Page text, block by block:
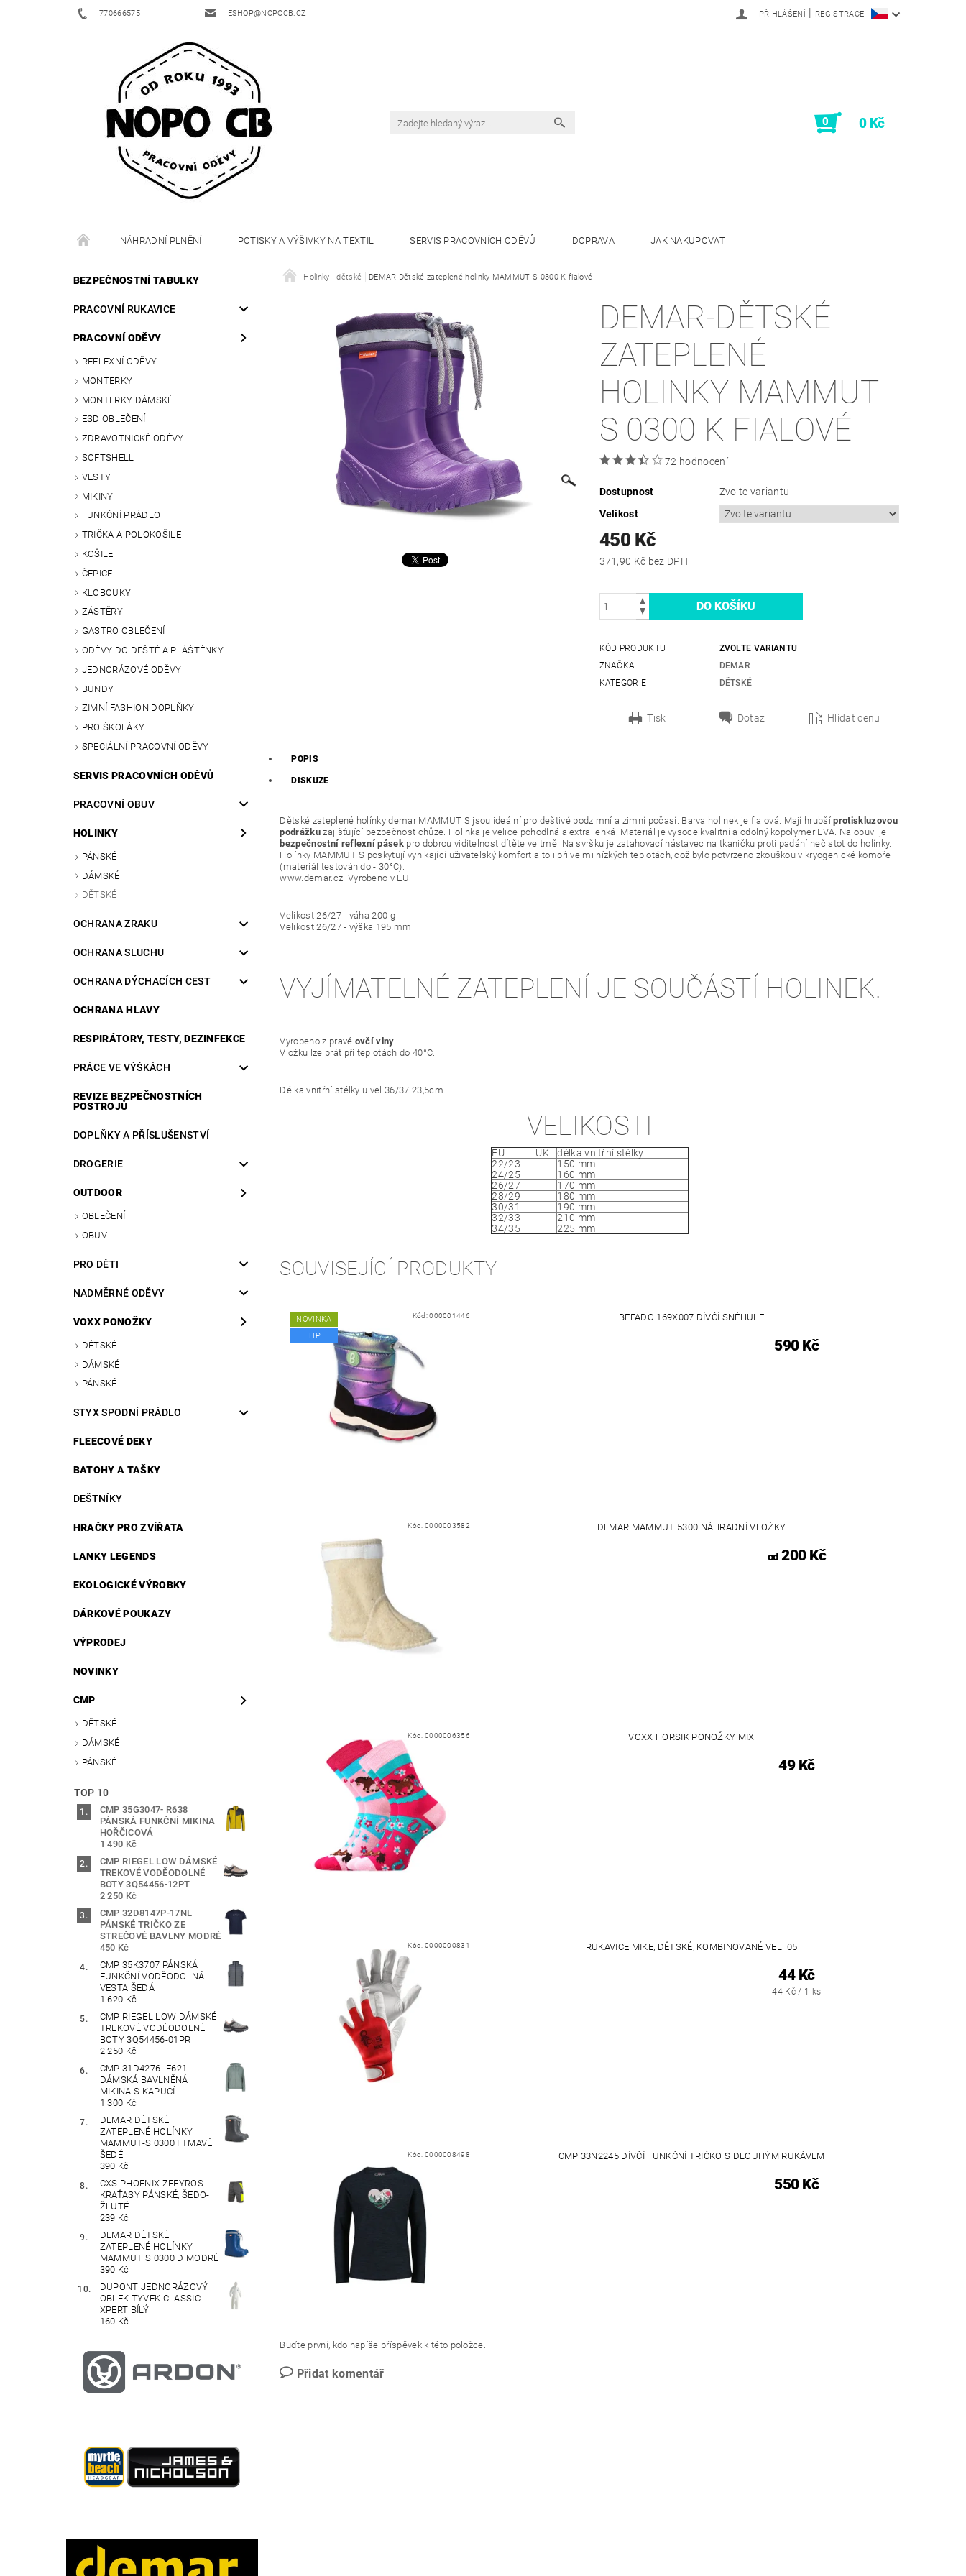
770666575 ESHOP@NOPOCB.CZ PŘIHLÁŠENÍ | REGISTRACE
0 0 Kč
NÁHRADNÍ PLNĚNÍ POTISKY A VÝŠIVKY NA TEXTIL SERVIS PRACOVNÍCH ODĚVŮ DOPRAVA JAK NAKUPOVAT
BEZPEČNOSTNÍ TABULKY
PRACOVNÍ RUKAVICE
PRACOVNÍ ODĚVY
REFLEXNÍ ODĚVY
MONTERKY
MONTERKY DÁMSKÉ
ESD OBLEČENÍ
ZDRAVOTNICKÉ ODĚVY
SOFTSHELL
VESTY
MIKINY
FUNKČNÍ PRÁDLO
TRIČKA A POLOKOŠILE
KOŠILE
ČEPICE
KLOBOUKY
ZÁSTĚRY
GASTRO OBLEČENÍ
ODĚVY DO DEŠTĚ A PLÁŠTĚNKY
JEDNORÁZOVÉ ODĚVY
BUNDY
ZIMNÍ FASHION DOPLŇKY
PRO ŠKOLÁKY
SPECIÁLNÍ PRACOVNÍ ODĚVY
SERVIS PRACOVNÍCH ODĚVŮ
PRACOVNÍ OBUV
HOLINKY
PÁNSKÉ
DÁMSKÉ
DĚTSKÉ
OCHRANA ZRAKU
OCHRANA SLUCHU
OCHRANA DÝCHACÍCH CEST
OCHRANA HLAVY
RESPIRÁTORY, TESTY, DEZINFEKCE
PRÁCE VE VÝŠKÁCH
REVIZE BEZPEČNOSTNÍCH
POSTROJŮ
DOPLŇKY A PŘÍSLUŠENSTVÍ
DROGERIE
OUTDOOR
OBLEČENÍ
OBUV
PRO DĚTI
NADMĚRNÉ ODĚVY
VOXX PONOŽKY
DĚTSKÉ
DÁMSKÉ
PÁNSKÉ
STYX SPODNÍ PRÁDLO
FLEECOVÉ DEKY
BATOHY A TAŠKY
DEŠTNÍKY
HRAČKY PRO ZVÍŘATA
LANKY LEGENDS
EKOLOGICKÉ VÝROBKY
DÁRKOVÉ POUKAZY
VÝPRODEJ
NOVINKY
CMP
DĚTSKÉ
DÁMSKÉ
PÁNSKÉ
TOP 10
CMP 35G3047- R638
PÁNSKÁ FUNKČNÍ MIKINA
HOŘČICOVÁ
1 490 Kč
CMP RIEGEL LOW DÁMSKÉ
TREKOVÉ VODĚODOLNÉ
BOTY 3Q54456-12PT
2 250 Kč
CMP 32D8147P-17NL
PÁNSKÉ TRIČKO ZE
STREČOVÉ BAVLNY MODRÉ
450 Kč
CMP 35K3707 PÁNSKÁ
FUNKČNÍ VODĚODOLNÁ
VESTA ŠEDÁ
1 620 Kč
CMP RIEGEL LOW DÁMSKÉ
TREKOVÉ VODĚODOLNÉ
BOTY 3Q54456-01PR
2 250 Kč
CMP 31D4276- E621
DÁMSKÁ BAVLNĚNÁ
MIKINA S KAPUCÍ
1 300 Kč
DEMAR DĚTSKÉ
ZATEPLENÉ HOLÍNKY
MAMMUT-S 0300 I TMAVĚ
ŠEDÉ
390 Kč
CXS PHOENIX ZEFYROS
KRAŤASY PÁNSKÉ, ŠEDO-
ŽLUTÉ
239 Kč
DEMAR DĚTSKÉ
ZATEPLENÉ HOLÍNKY
MAMMUT S 0300 D MODRÉ
390 Kč
DUPONT JEDNORÁZOVÝ
OBLEK TYVEK CLASSIC
XPERT BÍLÝ
160 Kč
Holinky dětské DEMAR-Dětské zateplené holinky MAMMUT S 0300 K fialové
DEMAR-DĚTSKÉ
ZATEPLENÉ
HOLINKY MAMMUT
S 0300 K FIALOVÉ
72 hodnocení
Dostupnost
Zvolte variantu
Velikost
450 Kč
371,90 Kč bez DPH
KÓD PRODUKTU
ZVOLTE VARIANTU
ZNAČKA
DEMAR
KATEGORIE
DĚTSKÉ
Tisk Dotaz Hlídat cenu
POPIS
DISKUZE
Dětské zateplené holínky demar MAMMUT S jsou ideální pro deštivé podzimní a zimní počasí. Barva holinek je fialová. Mají hrubšíprotiskluzovou
podrážkuzajišťující bezpečnost chůze. Holinka je velice pohodlná a extra lehká. Materiál je vysoce kvalitní a odolný kopolymer EVA. Na obuvi je
bezpečnostní reflexní pásek pro dobrou viditelnost dítěte ve tmě. Na svršku je zatahovací nástavec na tkaničku proti padání nečistot do holínky.
Holínky MAMMUT S poskytují vynikající uživatelský komfort a to i při velmi nízkých teplotách, což bylo potvrzeno zkouškou v kryogenické komoře
(materiál testován do - 30°C).
www.demar.cz. Vyrobeno v EU.
Velikost 26/27 - váha 200 g
Velikost 26/27 - výška 195 mm
VYJÍMATELNÉ ZATEPLENÍ JE SOUČÁSTÍ HOLINEK.
Vyrobeno z pravé ovčí vlny.
Vložku lze prát při teplotách do 40°C.
Délka vnitřní stélky u vel.36/37 23,5cm.
VELIKOSTI
EU UK
délka vnitřní stélky
22/23
150 mm
24/25
160 mm
26/27
170 mm
28/29
180 mm
30/31
190 mm
32/33
210 mm
34/35
225 mm
SOUVISEJÍCÍ PRODUKTY
NOVINKA
TIP
Kód:000001446 BEFADO 169X007 DÍVČÍ SNĚHULE
590 Kč
Kód: 0000003582 DEMAR MAMMUT 5300 NÁHRADNÍ VLOŽKY
od200 Kč
Kód: 0000006356 VOXX HORSIK PONOŽKY MIX
49 Kč
Kód: 0000000831 RUKAVICE MIKE, DĚTSKÉ, KOMBINOVANÉ VEL. 05
44 Kč
44 Kč / 1 ks
Kód: 0000008498 CMP 33N2245 DÍVČÍ FUNKČNÍ TRIČKO S DLOUHÝM RUKÁVEM
550 Kč
Buďte první, kdo napíše příspěvek k této položce.
Přidat komentář